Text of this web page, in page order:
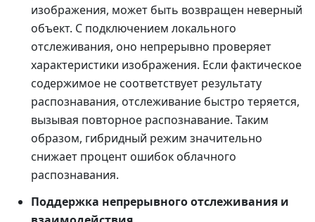
изображения, может быть возвращен неверный
объект. С подключением локального
отслеживания, оно непрерывно проверяет
характеристики изображения. Если фактическое
содержимое не соответствует результату
распознавания, отслеживание быстро теряется,
вызывая повторное распознавание. Таким
образом, гибридный режим значительно
снижает процент ошибок облачного
распознавания.
Поддержка непрерывного отслеживания и